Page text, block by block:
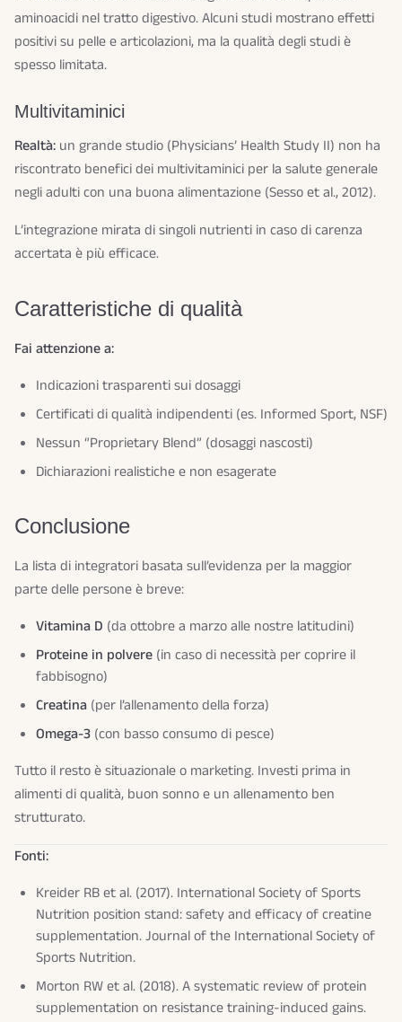
aminoacidi nel tratto digestivo. Alcuni studi mostrano effetti
positivi su pelle e articolazioni, ma la qualità degli studi è
spesso limitata.
Multivitaminici
Realtà: un grande studio (Physicians’ Health Study II) non ha
riscontrato benefici dei multivitaminici per la salute generale
negli adulti con una buona alimentazione (Sesso et al., 2012).
L’integrazione mirata di singoli nutrienti in caso di carenza
accertata è più efficace.
Caratteristiche di qualità
Fai attenzione a:
Indicazioni trasparenti sui dosaggi
Certificati di qualità indipendenti (es. Informed Sport, NSF)
Nessun “Proprietary Blend” (dosaggi nascosti)
Dichiarazioni realistiche e non esagerate
Conclusione
La lista di integratori basata sull’evidenza per la maggior
parte delle persone è breve:
Vitamina D (da ottobre a marzo alle nostre latitudini)
Proteine in polvere (in caso di necessità per coprire il
fabbisogno)
Creatina (per l’allenamento della forza)
Omega-3 (con basso consumo di pesce)
Tutto il resto è situazionale o marketing. Investi prima in
alimenti di qualità, buon sonno e un allenamento ben
strutturato.
Fonti:
Kreider RB et al. (2017). International Society of Sports
Nutrition position stand: safety and efficacy of creatine
supplementation.Journal of the International Society of
Sports Nutrition.
Morton RW et al. (2018). A systematic review of protein
supplementation on resistance training-induced gains.